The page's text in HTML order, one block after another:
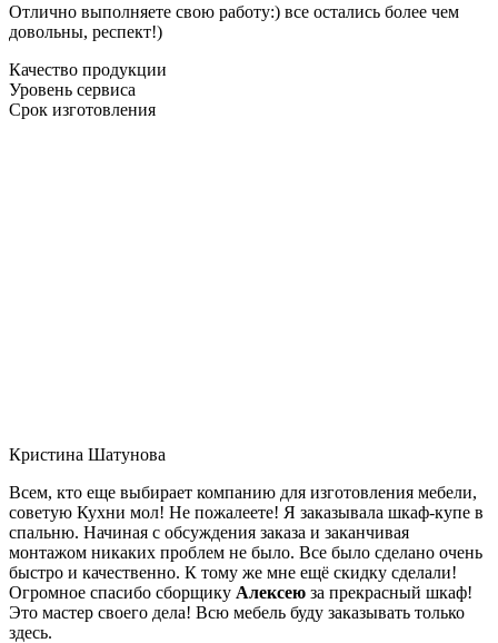
Отлично выполняете свою работу:) все остались более чем
довольны, респект!)
Качество продукции
Уровень сервиса
Срок изготовления
Кристина Шатунова
Всем, кто еще выбирает компанию для изготовления мебели,
советую Кухни мол! Не пожалеете! Я заказывала шкаф-купе в
спальню. Начиная с обсуждения заказа и заканчивая
монтажом никаких проблем не было. Все было сделано очень
быстро и качественно. К тому же мне ещё скидку сделали!
Огромное спасибо сборщику Алексею за прекрасный шкаф!
Это мастер своего дела! Всю мебель буду заказывать только
здесь.